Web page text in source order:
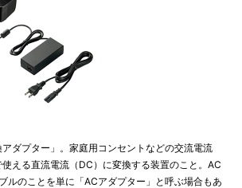
ダプター」。家庭用コンセントなどの交流電流
使える直流電流（DC）に変換する装置のこと。AC
ルのことを単に「ACアダプター」と呼ぶ場合もあ